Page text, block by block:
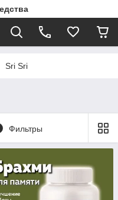
Sri Sri
Фильтры